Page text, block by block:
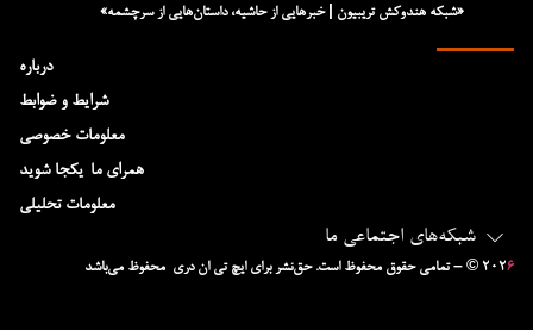
شبکه‌های اجتماعی ما
– © ۲۰۲۶ تمامی حقوق محفوظ است. حق‌نشر برای ایچ‌ تی‌ ان دری محفوظ می‌باشد
درباره
شرایط و ضوابط
معلومات خصوصی
همرای ما-یکجا شوید
معلومات تحلیلی
«شبکه هند‌و‌کش تریبیون | خبرهایی از حاشیه، داستان‌هایی از سرچشمه»